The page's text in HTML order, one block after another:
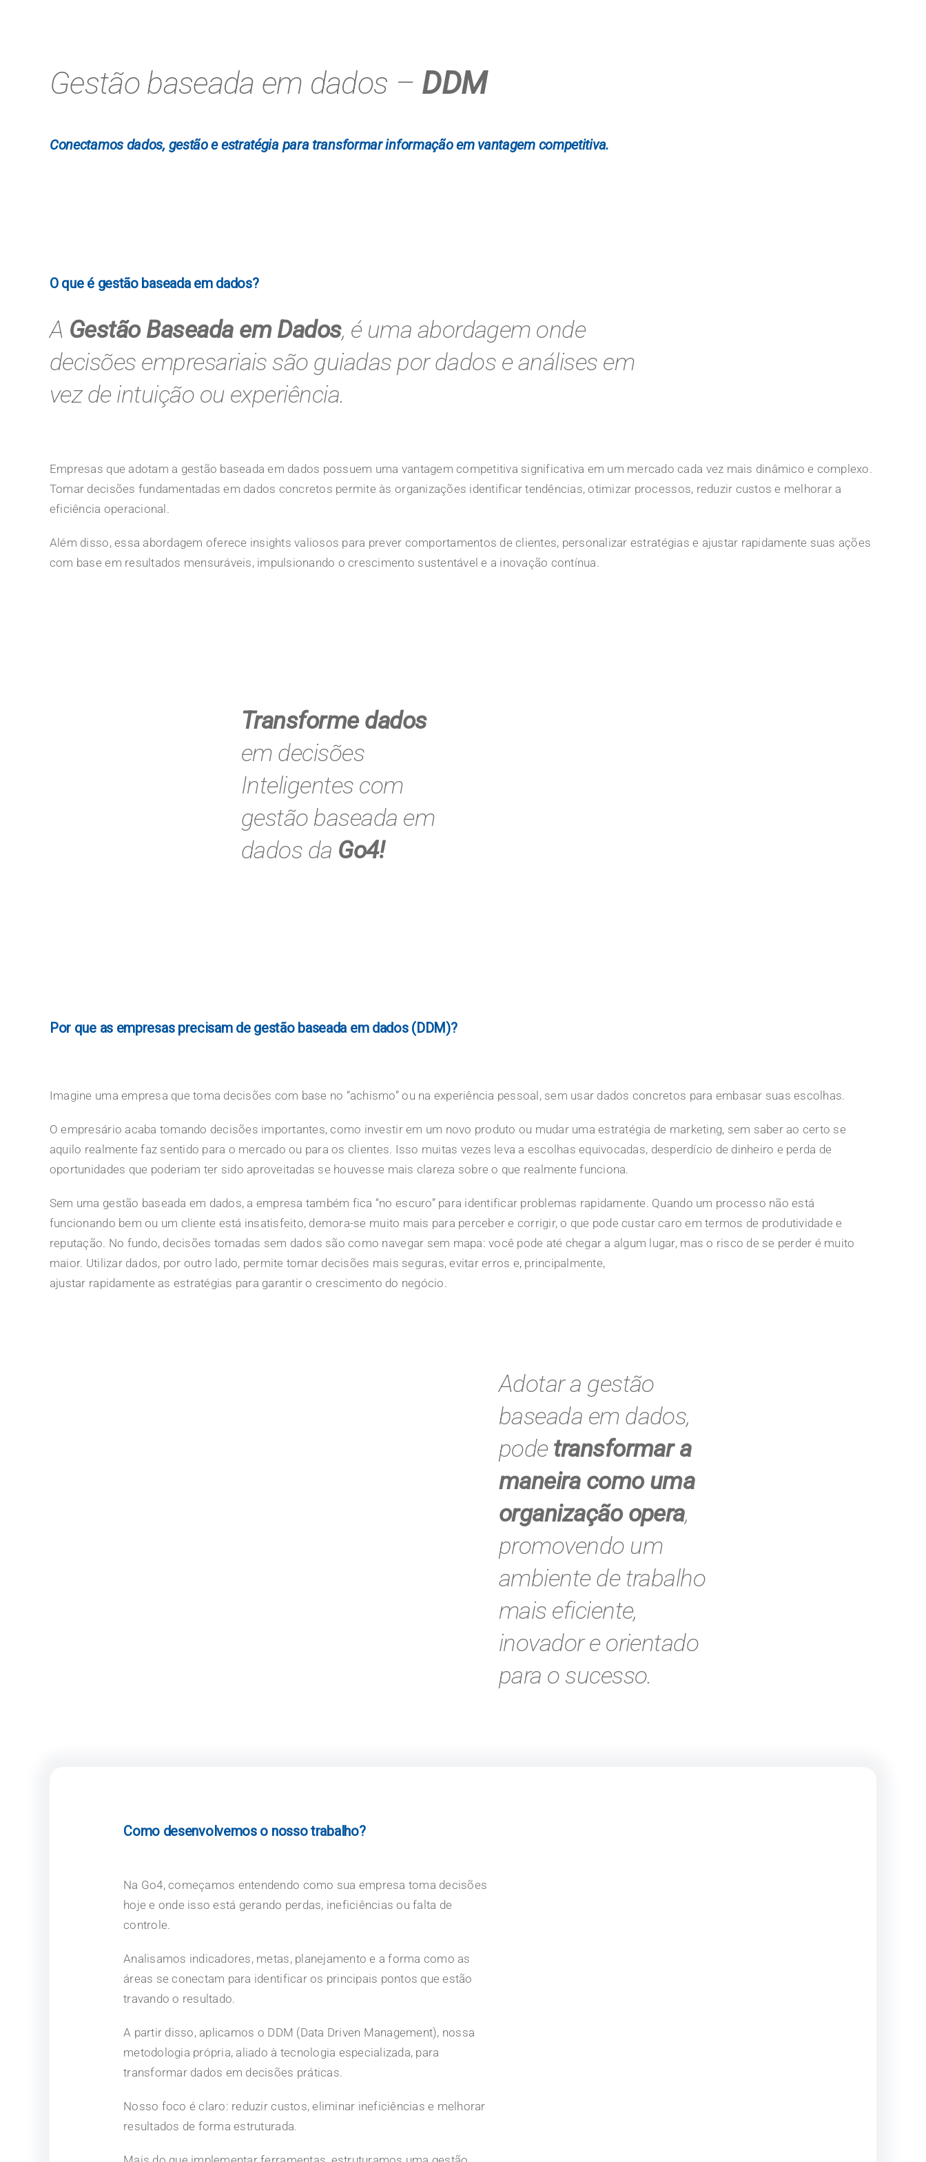
Gestão baseada em dados – DDM
Conectamos dados, gestão e estratégia para transformar informação em vantagem competitiva.
O que é gestão baseada em dados?
A Gestão Baseada em Dados, é uma abordagem onde
decisões empresariais são guiadas por dados e análises em
vez de intuição ou experiência.
Empresas que adotam a gestão baseada em dados possuem uma vantagem competitiva significativa em um mercado cada vez mais dinâmico e complexo.
Tomar decisões fundamentadas em dados concretos permite às organizações identificar tendências, otimizar processos, reduzir custos e melhorar a
eficiência operacional.
Além disso, essa abordagem oferece insights valiosos para prever comportamentos de clientes, personalizar estratégias e ajustar rapidamente suas ações
com base em resultados mensuráveis, impulsionando o crescimento sustentável e a inovação contínua.
Transforme dados
em decisões
Inteligentes com
gestão baseada em
dados da Go4!
Por que as empresas precisam de gestão baseada em dados (DDM)?
Imagine uma empresa que toma decisões com base no “achismo” ou na experiência pessoal, sem usar dados concretos para embasar suas escolhas.
O empresário acaba tomando decisões importantes, como investir em um novo produto ou mudar uma estratégia de marketing, sem saber ao certo se
aquilo realmente faz sentido para o mercado ou para os clientes. Isso muitas vezes leva a escolhas equivocadas, desperdício de dinheiro e perda de
oportunidades que poderiam ter sido aproveitadas se houvesse mais clareza sobre o que realmente funciona.
Sem uma gestão baseada em dados, a empresa também fica “no escuro” para identificar problemas rapidamente. Quando um processo não está
funcionando bem ou um cliente está insatisfeito, demora-se muito mais para perceber e corrigir, o que pode custar caro em termos de produtividade e
reputação. No fundo, decisões tomadas sem dados são como navegar sem mapa: você pode até chegar a algum lugar, mas o risco de se perder é muito
maior. Utilizar dados, por outro lado, permite tomar decisões mais seguras, evitar erros e, principalmente,
ajustar rapidamente as estratégias para garantir o crescimento do negócio.
Adotar a gestão
baseada em dados,
pode transformar a
maneira como uma
organização opera,
promovendo um
ambiente de trabalho
mais eficiente,
inovador e orientado
para o sucesso.
Como desenvolvemos o nosso trabalho?
Na Go4, começamos entendendo como sua empresa toma decisões
hoje e onde isso está gerando perdas, ineficiências ou falta de
controle.
Analisamos indicadores, metas, planejamento e a forma como as
áreas se conectam para identificar os principais pontos que estão
travando o resultado.
A partir disso, aplicamos o DDM (Data Driven Management), nossa
metodologia própria, aliado à tecnologia especializada, para
transformar dados em decisões práticas.
Nosso foco é claro: reduzir custos, eliminar ineficiências e melhorar
resultados de forma estruturada.